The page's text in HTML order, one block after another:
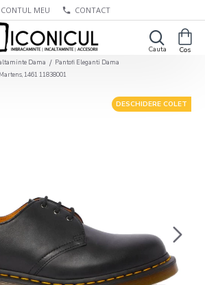
CONTUL MEU CONTACT
Dama
Pantofi Eleganti Dama
1461 11838001
DESCHIDERE COLET